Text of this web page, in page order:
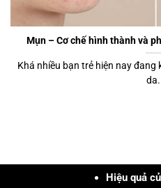
Mụn – Cơ chế hình thành và
Khá nhiều bạn trẻ hiện nay
Hiệu quả của